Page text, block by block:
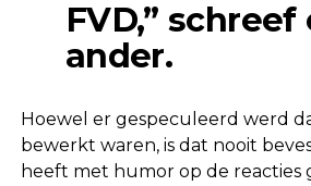
FVD,” schreef
ander.
Hoewel er gespeculeerd werd
bewerkt waren, is dat nooit
heeft met humor op de reacties